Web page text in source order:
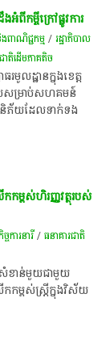
ពី​កម្ចី​ក្រៅផ្លូវការ​
ងពាណិជ្ជកម្ម /រដ្ឋាភិបាល
ដើមភាគតិច
រ​មូលដ្ឋាន​ក្នុង​ខេត្ត
ស​សម្រាប់​សហគមន៍​
ភ័យ​ដែល​ទាក់ទង​
កកម្ពស់​ហិរញ្ញវត្ថុ​របស់​
ការនារី/ធនាគារជាតិ
សំខាន់​មួយ​ជាមួយ​
កកម្ពស់​ស្ត្រី​ក្នុង​វិស័យ​